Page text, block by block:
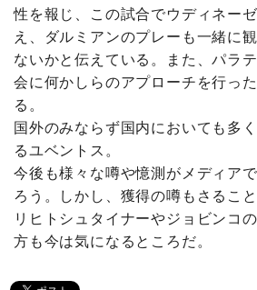
性を報じ、この試合でウディネー
え、ダルミアンのプレーも一緒に
ないかと伝えている。また、パラ
会に何かしらのアプローチを行っ
る。
国外のみならず国内においても多
るユベントス。
今後も様々な噂や憶測がメディア
ろう。しかし、獲得の噂もさるこ
リヒトシュタイナーやジョビンコ
方も今は気になるところだ。